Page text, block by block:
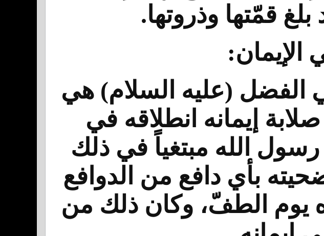
قمّتها وذروتها.
الإيمان:
الفضل (عليه السلام) هي
إيمانه انطلاقه في
الله مبتغياً في ذلك
بأي دافع من الدوافع
يوم الطفّ، وكان ذلك من